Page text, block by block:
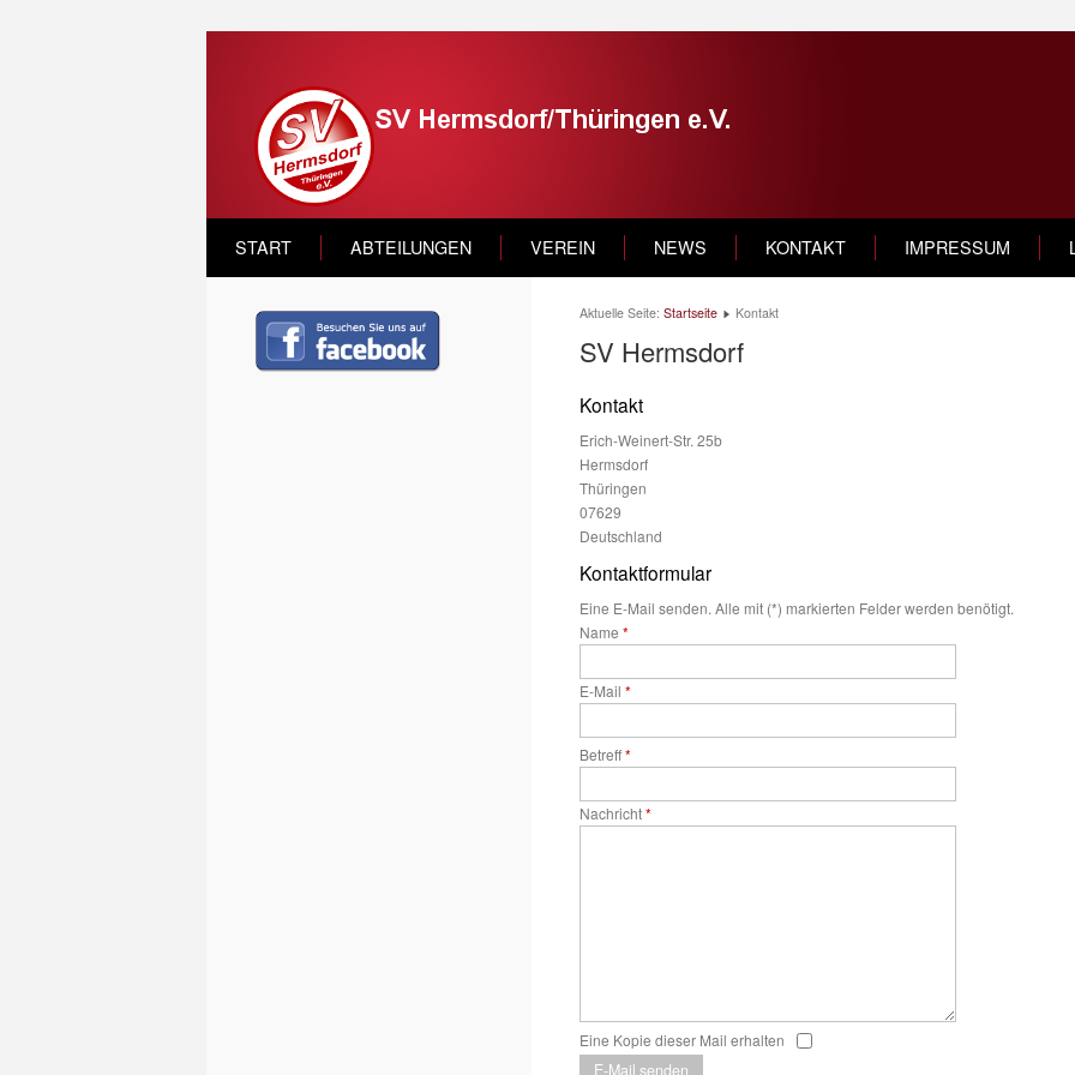
START ABTEILUNGEN VEREIN NEWS KONTAKT IMPRESSUM
Aktuelle Seite: Startseite Kontakt
SV Hermsdorf
Kontakt
Erich-Weinert-Str. 25b
Hermsdorf
Thüringen
07629
Deutschland
Kontaktformular
Eine E-Mail senden. Alle mit (*) markierten Felder werden benötigt.
Name *
E-Mail *
Betreff*
Nachricht*
Eine Kopie dieser Mail erhalten
E-Mail senden